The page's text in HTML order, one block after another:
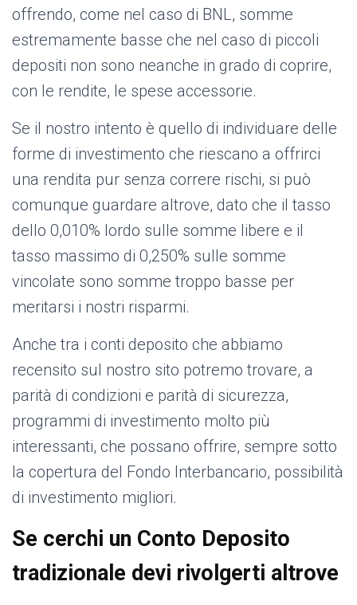
offrendo, come nel caso di BNL, somme
estremamente basse che nel caso di piccoli
depositi non sono neanche in grado di coprire,
con le rendite, le spese accessorie.
Se il nostro intento è quello di individuare delle
forme di investimento che riescano a offrirci
una rendita pur senza correre rischi, si può
comunque guardare altrove, dato che il tasso
dello 0,010% lordo sulle somme libere e il
tasso massimo di 0,250% sulle somme
vincolate sono somme troppo basse per
meritarsi i nostri risparmi.
Anche tra i conti deposito che abbiamo
recensito sul nostro sito potremo trovare, a
parità di condizioni e parità di sicurezza,
programmi di investimento molto più
interessanti, che possano offrire, sempre sotto
la copertura del Fondo Interbancario, possibilità
di investimento migliori.
Se cerchi un Conto Deposito
tradizionale devi rivolgerti altrove